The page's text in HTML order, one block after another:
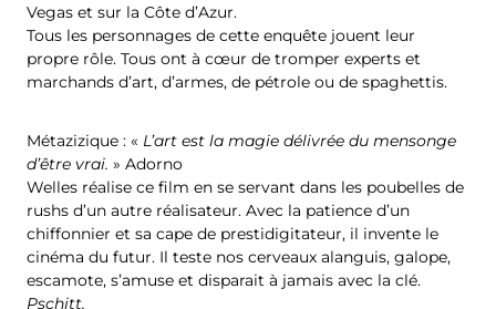
Vegas et sur la Côte d’Azur.
Tous les personnages de cette enquête jouent leur
propre rôle. Tous ont à cœur de tromper experts et
marchands d’art, d’armes, de pétrole ou de spaghettis.
Métazizique : « L’art est la magie délivrée du mensonge
d’être vrai. » Adorno
Welles réalise ce film en se servant dans les poubelles de
rushs d’un autre réalisateur. Avec la patience d’un
chiffonnier et sa cape de prestidigitateur, il invente le
cinéma du futur. Il teste nos cerveaux alanguis, galope,
escamote, s’amuse et disparait à jamais avec la clé.
Pschitt.